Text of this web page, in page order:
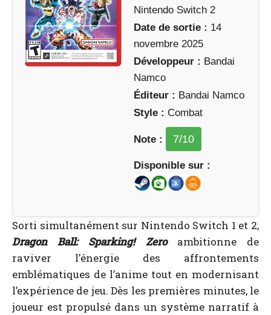
Nintendo Switch 2
Date de sortie : 14
novembre 2025
Développeur : Bandai
Namco
Éditeur : Bandai Namco
Style : Combat
Note : 7/10
Disponible sur :
Sorti simultanément sur Nintendo Switch 1 et 2,
Dragon Ball: Sparking! Zero
ambitionne de
raviver l’énergie des affrontements
emblématiques de l’anime tout en modernisant
l’expérience de jeu. Dès les premières minutes, le
joueur est propulsé dans un système narratif à